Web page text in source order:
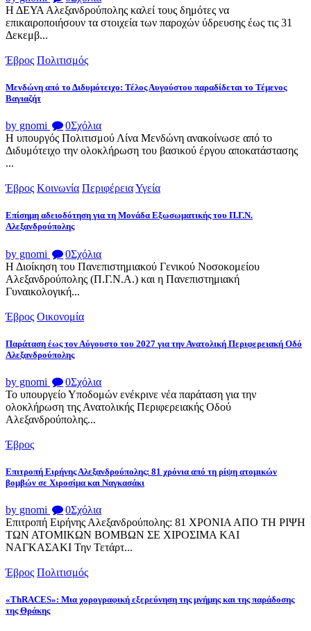
Η ΔΕΥΑ Αλεξανδρούπολης καλεί τους δημότες να
επικαιροποιήσουν τα στοιχεία των παροχών ύδρευσης έως τις 31
Δεκεμβ...
Έβρος Πολιτισμός
Μενδώνη από το Διδυμότειχο: Τέλος Αυγούστου παραδίδεται το Τέμενος
Βαγιαζήτ
by gnomi 0Σχόλια
Η υπουργός Πολιτισμού Λίνα Μενδώνη ανακοίνωσε από το
Διδυμότειχο την ολοκλήρωση του βασικού έργου αποκατάστασης
...
Έβρος Κοινωνία ΠεριφέρειαΥγεία
Επίσημη αδειοδότηση για τη Μονάδα Εξωσωματικής του Π.Γ.Ν.
Αλεξανδρούπολης
by gnomi 0Σχόλια
Η Διοίκηση του Πανεπιστημιακού Γενικού Νοσοκομείου
Αλεξανδρούπολης (Π.Γ.Ν.Α.) και η Πανεπιστημιακή
Γυναικολογική...
Έβρος Οικονομία
Παράταση έως τον Αύγουστο του 2027 για την Ανατολική Περιφερειακή Οδό
Αλεξανδρούπολης
by gnomi 0Σχόλια
Το υπουργείο Υποδομών ενέκρινε νέα παράταση για την
ολοκλήρωση της Ανατολικής Περιφερειακής Οδού
Αλεξανδρούπολης...
Έβρος
Επιτροπή Ειρήνης Αλεξανδρούπολης: 81 χρόνια από τη ρίψη ατομικών
βομβών σε Χιροσίμα και Ναγκασάκι
by gnomi 0Σχόλια
Επιτροπή Ειρήνης Αλεξανδρούπολης: 81 ΧΡΟΝΙΑ ΑΠΟ ΤΗ ΡΙΨΗ
ΤΩΝ ΑΤΟΜΙΚΩΝ ΒΟΜΒΩΝ ΣΕ ΧΙΡΟΣΙΜΑ ΚΑΙ
ΝΑΓΚΑΣΑΚΙ Την Τετάρτ...
Έβρος Πολιτισμός
«ThRACES»: Μια χορογραφική εξερεύνηση της μνήμης και της παράδοσης
της Θράκης